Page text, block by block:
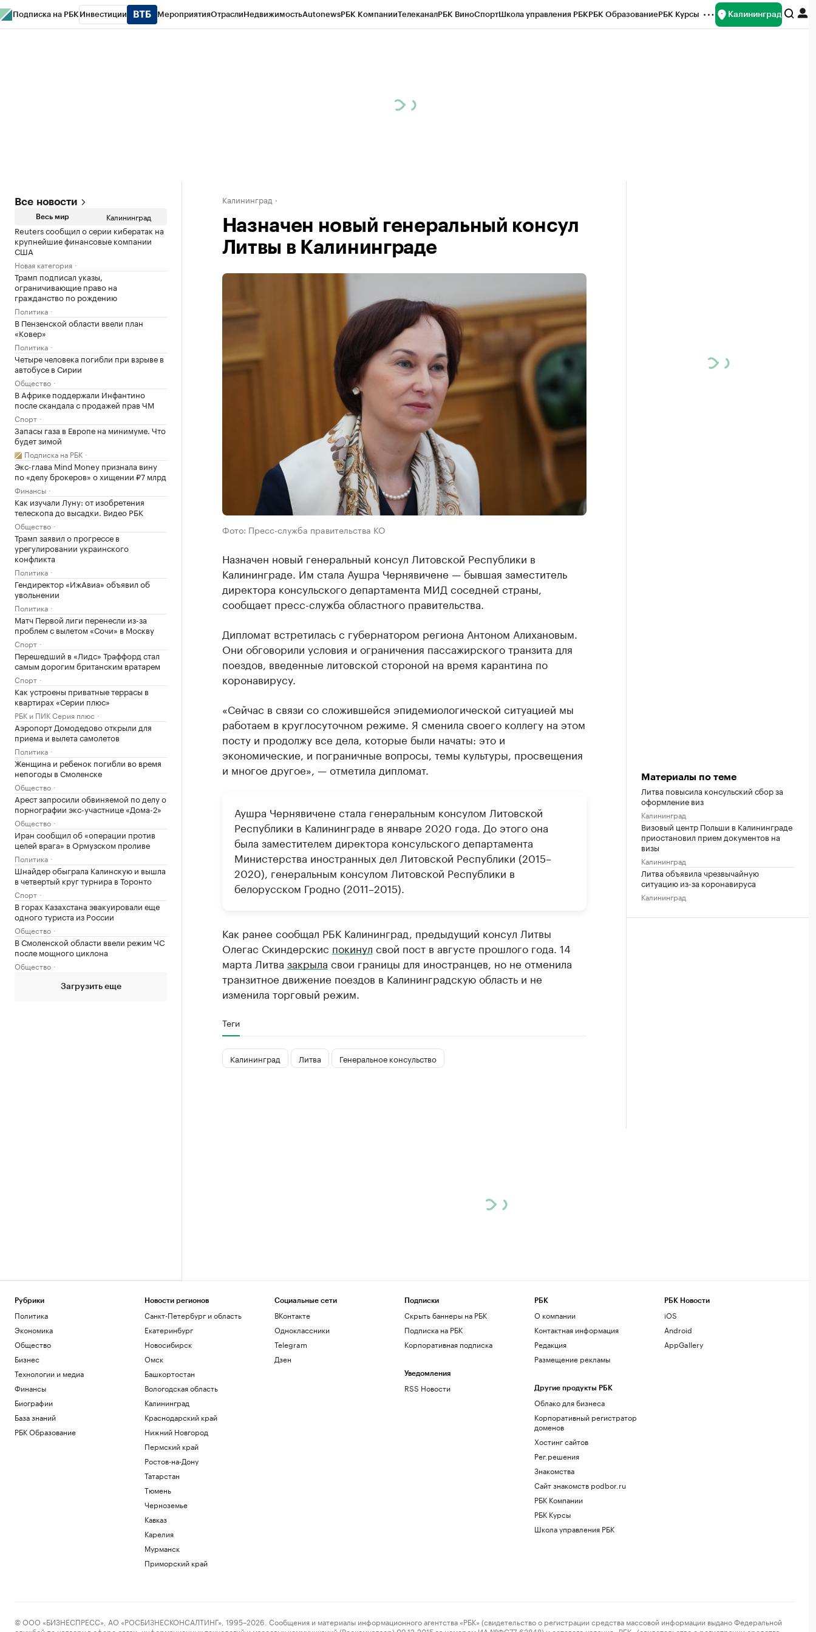
Подписка на РБК Инвестиции МероприятияОтраслиНедвижимостьAutonewsРБК КомпанииТелеканалРБК ВиноСпортШкола управления РБКРБК ОбразованиеРБК Курсы Калининград
Все новости
Весь мир Калининград
Reuters сообщил о серии кибератак на
крупнейшие финансовые компании
США
Новая категория
Трамп подписал указы,
ограничивающие право на
гражданство по рождению
Политика
В Пензенской области ввели план
«Ковер»
Политика
Четыре человека погибли при взрыве в
автобусе в Сирии
Общество
В Африке поддержали Инфантино
после скандала с продажей прав ЧМ
Спорт
Запасы газа в Европе на минимуме. Что
будет зимой
Подписка на РБК
Экс-глава Mind Money признала вину
по «делу брокеров» о хищении ₽7 млрд
Финансы
Как изучали Луну: от изобретения
телескопа до высадки. Видео РБК
Общество
Трамп заявил о прогрессе в
урегулировании украинского
конфликта
Политика
Гендиректор «ИжАвиа» объявил об
увольнении
Политика
Матч Первой лиги перенесли из-за
проблем с вылетом «Сочи» в Москву
Спорт
Перешедший в «Лидс» Траффорд стал
самым дорогим британским вратарем
Спорт
Как устроены приватные террасы в
квартирах «Серии плюс»
РБК и ПИК Серия плюс
Аэропорт Домодедово открыли для
приема и вылета самолетов
Политика
Женщина и ребенок погибли во время
непогоды в Смоленске
Общество
Арест запросили обвиняемой по делу о
порнографии экс-участнице «Дома-2»
Общество
Иран сообщил об «операции против
целей врага» в Ормузском проливе
Политика
Шнайдер обыграла Калинскую и вышла
в четвертый круг турнира в Торонто
Спорт
В горах Казахстана эвакуировали еще
одного туриста из России
Общество
В Смоленской области ввели режим ЧС
после мощного циклона
Общество
Загрузить еще
Калининград
Назначен новый генеральный консул
Литвы в Калининграде
Фото: Пресс-служба правительства КО
Назначен новый генеральный консул Литовской Республики в
Калининграде. Им стала Аушра Чернявичене — бывшая заместитель
директора консульского департамента МИД соседней страны,
сообщает пресс-служба областного правительства.
Дипломат встретилась с губернатором региона Антоном Алихановым.
Они обговорили условия и ограничения пассажирского транзита для
поездов, введенные литовской стороной на время карантина по
коронавирусу.
«Сейчас в связи со сложившейся эпидемиологической ситуацией мы
работаем в круглосуточном режиме. Я сменила своего коллегу на этом
посту и продолжу все дела, которые были начаты: это и
экономические, и пограничные вопросы, темы культуры, просвещения
и многое другое», — отметила дипломат.
Аушра Чернявичене стала генеральным консулом Литовской
Республики в Калининграде в январе 2020 года. До этого она
была заместителем директора консульского департамента
Министерства иностранных дел Литовской Республики (2015–
2020), генеральным консулом Литовской Республики в
белорусском Гродно (2011–2015).
Как ранее сообщал РБК Калининград, предыдущий консул Литвы
Олегас Скиндерскис покинул свой пост в августе прошлого года. 14
марта Литва закрыла свои границы для иностранцев, но не отменила
транзитное движение поездов в Калининградскую область и не
изменила торговый режим.
Теги
Калининград Литва Генеральное консульство
Материалы по теме
Литва повысила консульский сбор за
оформление виз
Калининград
Визовый центр Польши в Калининграде
приостановил прием документов на
визы
Калининград
Литва объявила чрезвычайную
ситуацию из-за коронавируса
Калининград
Рубрики
Политика
Экономика
Общество
Бизнес
Технологии и медиа
Финансы
Биографии
База знаний
РБК Образование
Новости регионов
Санкт-Петербург и область
Екатеринбург
Новосибирск
Омск
Башкортостан
Вологодская область
Калининград
Краснодарский край
Нижний Новгород
Пермский край
Ростов-на-Дону
Татарстан
Тюмень
Черноземье
Кавказ
Карелия
Мурманск
Приморский край
Социальные сети
ВКонтакте
Одноклассники
Telegram
Дзен
Подписки
Скрыть баннеры на РБК
Подписка на РБК
Корпоративная подписка
Уведомления
RSS Новости
РБК
О компании
Контактная информация
Редакция
Размещение рекламы
Другие продукты РБК
Облако для бизнеса
Корпоративный регистратор
доменов
Хостинг сайтов
Рег.решения
Знакомства
Сайт знакомств podbor.ru
РБК Компании
РБК Курсы
Школа управления РБК
РБК Новости
iOS
Android
AppGallery
© ООО «БИЗНЕСПРЕСС», АО «РОСБИЗНЕСКОНСАЛТИНГ», 1995–2026. Сообщения и материалы информационного агентства «РБК» (свидетельство о регистрации средства массовой информации выдано Федеральной